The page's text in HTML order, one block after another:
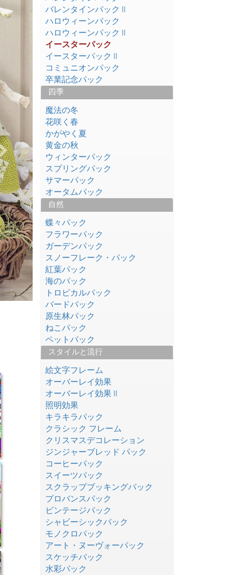
バレンタインパック II
ハロウィーンパック
ハロウィーンパック II
イースターパック
イースターパック II
コミュニオンパック
卒業記念パック
四季
魔法の冬
花咲く春
かがやく夏
黄金の秋
ウィンターパック
スプリングパック
サマーパック
オータムパック
自然
蝶々パック
フラワーパック
ガーデンパック
スノーフレーク・パック
紅葉パック
海のパック
トロピカルパック
バードパック
原生林パック
ねこパック
ペットパック
スタイルと流行
絵文字フレーム
オーバーレイ効果
オーバーレイ効果 II
照明効果
キラキラパック
クラシック フレーム
クリスマスデコレーション
ジンジャーブレッド パック
コーヒーパック
スイーツパック
スクラップブッキングパック
プロバンスパック
ビンテージパック
シャビーシックパック
モノクロパック
アート・ヌーヴォーパック
スケッチパック
水彩パック